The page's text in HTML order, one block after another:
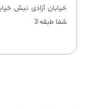
خیابان آزادی نبش
شفا طبقه 3